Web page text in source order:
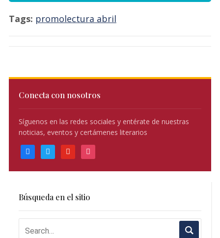
Conecta con nosotros
Síguenos en las redes sociales y entérate de nuestras
noticias, eventos y certámenes literarios
facebooktwitter youtube instagram
Búsqueda en el sitio
Tags: promolectura abril